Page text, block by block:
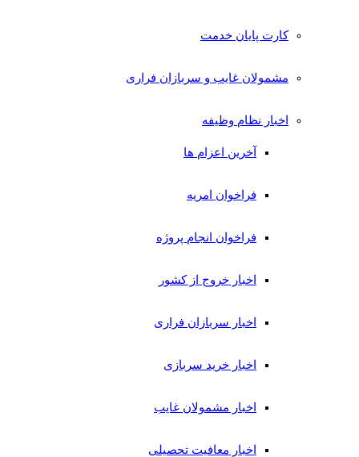
کارت پایان خدمت
مشمولان غایب و سربازان فراری
اخبار نظام وظیفه
آخرین اعزام ها
فراخوان امریه
فراخوان انجام پروژه
اخبار خروج از کشور
اخبار سربازان فراری
اخبار خرید سربازی
اخبار مشمولان غایب
اخبار معافیت تحصیلی